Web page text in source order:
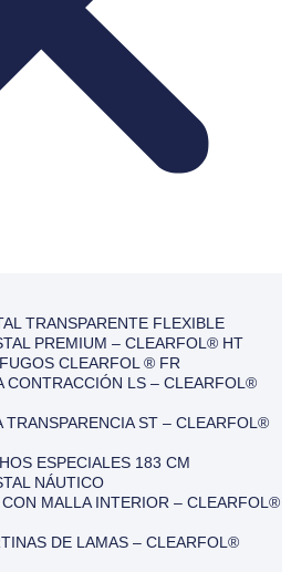
TRANSPARENTE FLEXIBLE
PREMIUM – CLEARFOL® HT
CLEARFOL ® FR
CONTRACCIÓN LS – CLEARFOL®
TRANSPARENCIA ST – CLEARFOL®
ESPECIALES 183 CM
NÁUTICO
CON MALLA INTERIOR – CLEARFOL®
DE LAMAS – CLEARFOL®